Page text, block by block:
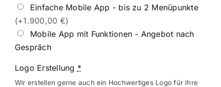
Einfache Mobile App - bis zu 2 Menüpunkte
(+1.900,00 €)
Mobile App mit Funktionen - Angebot nach
Gespräch
Logo Erstellung *
Wir erstellen gerne auch ein Hochwertiges Logo für Ihre